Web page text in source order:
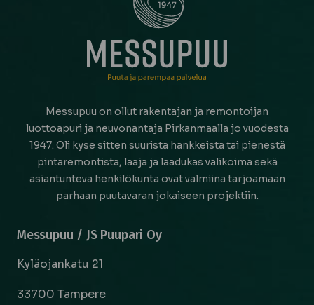
Messupuu on ollut rakentajan ja remontoijan
luottoapuri ja neuvonantaja Pirkanmaalla jo vuodesta
1947. Oli kyse sitten suurista hankkeista tai pienestä
pintaremontista, laaja ja laadukas valikoima sekä
asiantunteva henkilökunta ovat valmiina tarjoamaan
parhaan puutavaran jokaiseen projektiin.
Messupuu / JS Puupari Oy
Kyläojankatu 21
33700 Tampere